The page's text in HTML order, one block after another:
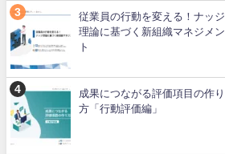
従業員の行動を変える！ナッジ
理論に基づく新組織マネジメン
ト
成果につながる評価項目の作り
方「行動評価編」